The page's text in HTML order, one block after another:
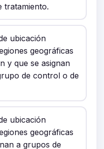
tratamiento.
ubicación
geográficas
y que se asignan
de control o de
ubicación
geográficas
a grupos de